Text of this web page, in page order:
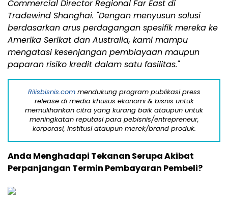
Commercial Director Regional Far East di
Tradewind Shanghai. "Dengan menyusun solusi
berdasarkan arus perdagangan spesifik mereka ke
Amerika Serikat dan Australia, kami mampu
mengatasi kesenjangan pembiayaan maupun
paparan risiko kredit dalam satu fasilitas."
Rilisbisnis.commendukung program publikasi press
release di media khusus ekonomi & bisnis untuk
memulihankan citra yang kurang baik ataupun untuk
meningkatan reputasi para pebisnis/entrepreneur,
korporasi, institusi ataupun merek/brand produk.
Anda Menghadapi Tekanan Serupa Akibat
Perpanjangan Termin Pembayaran Pembeli?